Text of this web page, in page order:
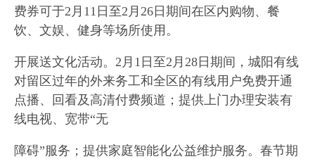
费券可于2月11日至2月26日期间在区内购物、餐
饮、文娱、健身等场所使用。
开展送文化活动。2月1日至2月28日期间，城阳有线
对留区过年的外来务工和全区的有线用户免费开通
点播、回看及高清付费频道；提供上门办理安装有
线电视、宽带“无
障碍”服务；提供家庭智能化公益维护服务。春节期